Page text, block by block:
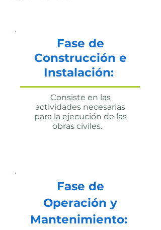
Fase de
Construcción e
Instalación:
Consiste en las
actividades necesarias
para la ejecución de las
obras civiles.
Fase de
Operación y
Mantenimiento: